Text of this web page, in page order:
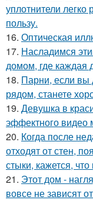
уплотнители
пользу.
16. Оптическая
17. Насладимся
домом, где каждая
18. Парни, если вы
рядом, станете
19. Девушка в
эффектного видео
20. Когда после
отходят от стен,
стыки, кажется,
21. Этот дом -
вовсе не зависят